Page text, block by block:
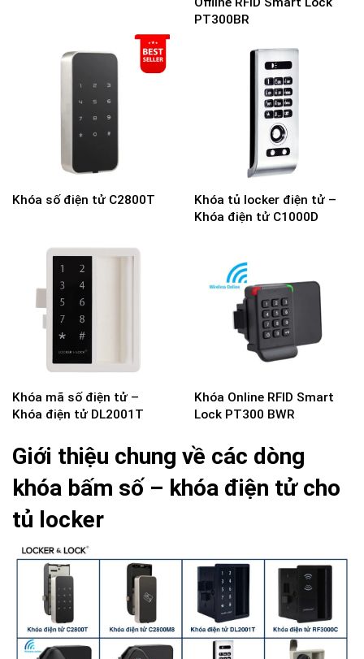
PT300BR
Khóa số điện tử C2800T
Khóa tủ locker điện tử –
Khóa điện tử C1000D
Khóa mã số điện tử –
Khóa điện tử DL2001T
Khóa Online RFID Smart
Lock PT300 BWR
Giới thiệu chung về các dòng
khóa bấm số – khóa điện tử cho
tủ locker